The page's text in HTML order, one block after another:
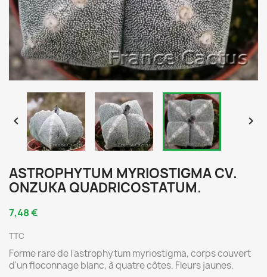
 
ASTROPHYTUM MYRIOSTIGMA CV.
ONZUKA QUADRICOSTATUM.
7,48 €
TTC
Forme rare de l'astrophytum myriostigma, corps couvert
d'un floconnage blanc, à quatre côtes. Fleurs jaunes.